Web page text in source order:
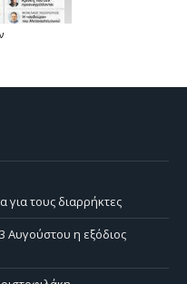
για τους διαρρήκτες
Αυγούστου η εξόδιος